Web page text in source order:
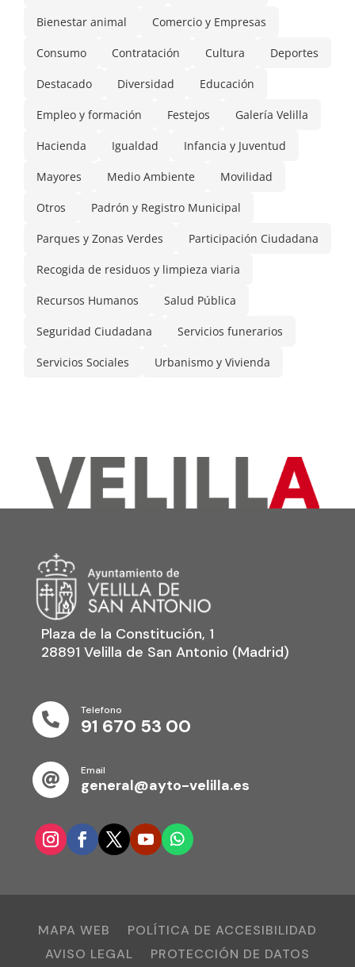
Bienestar animal Comercio y Empresas
Consumo Contratación Cultura Deportes
Destacado Diversidad Educación
Empleo y formación Festejos Galería Velilla
Hacienda Igualdad Infancia y Juventud
Mayores Medio Ambiente Movilidad
Otros Padrón y Registro Municipal
Parques y Zonas Verdes Participación Ciudadana
Recogida de residuos y limpieza viaria
Recursos Humanos Salud Pública
Seguridad Ciudadana Servicios funerarios
Servicios Sociales Urbanismo y Vivienda
Plaza de la Constitución, 1
28891 Velilla de San Antonio (Madrid)

Telefono
91 670 53 00

Email
general@ayto-velilla.es
MAPA WEB
POLÍTICA DE ACCESIBILIDAD
AVISO LEGAL
PROTECCIÓN DE DATOS